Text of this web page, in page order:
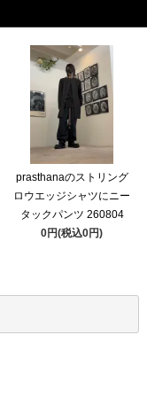
prasthanaのストリング
ロウエッジシャツにニー
タックパンツ 260804
0円(税込0円)